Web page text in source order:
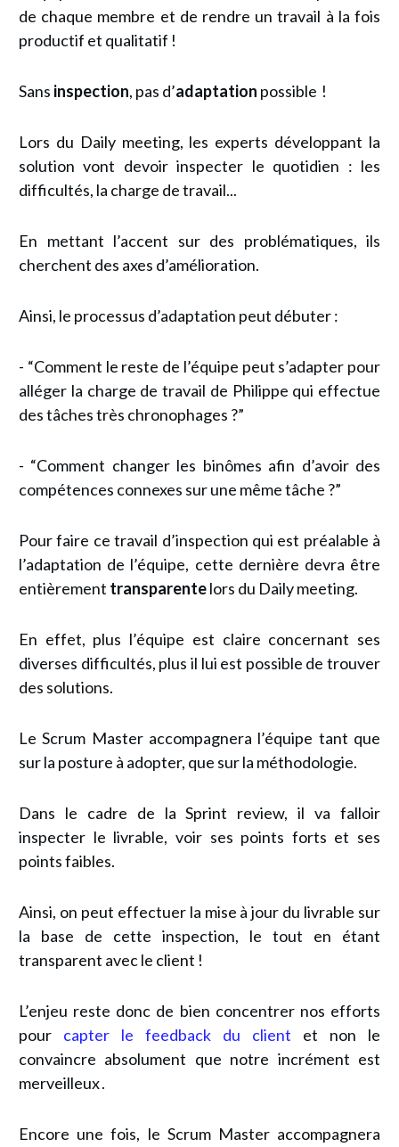
de chaque membre et de rendre un travail à la fois
productif et qualitatif !
Sans inspection, pas d’adaptation possible !
Lors du Daily meeting, les experts développant la
solution vont devoir inspecter le quotidien : les
difficultés, la charge de travail...
En mettant l’accent sur des problématiques, ils
cherchent des axes d’amélioration.
Ainsi, le processus d’adaptation peut débuter :
- “Comment le reste de l’équipe peut s’adapter pour
alléger la charge de travail de Philippe qui effectue
des tâches très chronophages ?”
- “Comment changer les binômes afin d’avoir des
compétences connexes sur une même tâche ?”
Pour faire ce travail d’inspection qui est préalable à
l’adaptation de l’équipe, cette dernière devra être
entièrement transparentelors du Daily meeting.
En effet, plus l’équipe est claire concernant ses
diverses difficultés, plus il lui est possible de trouver
des solutions.
Le Scrum Master accompagnera l’équipe tant que
sur la posture à adopter, que sur la méthodologie.
Dans le cadre de la Sprint review, il va falloir
inspecter le livrable, voir ses points forts et ses
points faibles.
Ainsi, on peut effectuer la mise à jour du livrable sur
la base de cette inspection, le tout en étant
transparent avec le client !
L’enjeu reste donc de bien concentrer nos efforts
pour capter le feedback du client et non le
convaincre absolument que notre incrément est
merveilleux .
Encore une fois, le Scrum Master accompagnera